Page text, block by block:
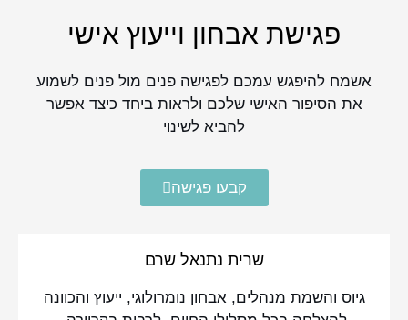
פגישת אבחון וייעוץ אישי
אשמח להיפגש עמכם לפגישה פנים מול פנים לשמוע
את הסיפור האישי שלכם ולראות ביחד כיצד אפשר
להביא לשינוי
קבעו פגישה
שרית נתנאל שרם
גיוס והשמת מנהלים, אבחון נומרולוגי, ייעוץ והכוונה